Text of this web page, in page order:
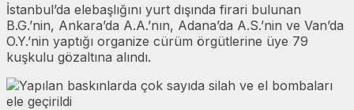
İstanbul’da elebaşlığını yurt dışında firari bulunan
B.G.’nin, Ankara’da A.A.’nın, Adana’da A.S.’nin ve Van’da
O.Y.’nin yaptığı organize cürüm örgütlerine üye 79
kuşkulu gözaltına alındı.
Yapılan baskınlarda çok sayıda silah ve el bombaları
ele geçirildi